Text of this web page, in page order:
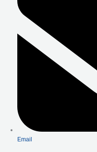
Email